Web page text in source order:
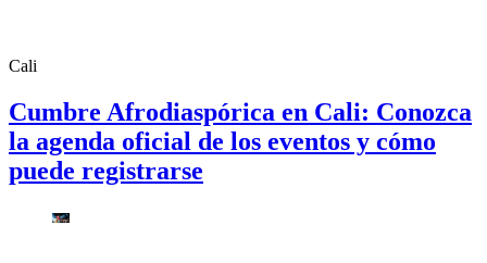
Cali
Cumbre Afrodiaspórica en Cali: Conozca
la agenda oficial de los eventos y cómo
puede registrarse